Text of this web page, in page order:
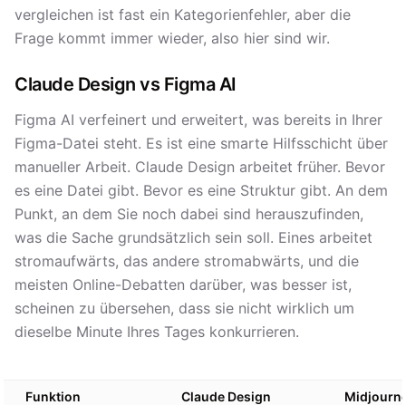
vergleichen ist fast ein Kategorienfehler, aber die
Frage kommt immer wieder, also hier sind wir.
Claude Design vs Figma AI
Figma AI verfeinert und erweitert, was bereits in Ihrer
Figma-Datei steht. Es ist eine smarte Hilfsschicht über
manueller Arbeit. Claude Design arbeitet früher. Bevor
es eine Datei gibt. Bevor es eine Struktur gibt. An dem
Punkt, an dem Sie noch dabei sind herauszufinden,
was die Sache grundsätzlich sein soll. Eines arbeitet
stromaufwärts, das andere stromabwärts, und die
meisten Online-Debatten darüber, was besser ist,
scheinen zu übersehen, dass sie nicht wirklich um
dieselbe Minute Ihres Tages konkurrieren.
Funktion Claude Design